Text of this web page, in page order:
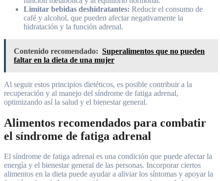
Limitar bebidas deshidratantes: Reducir el consumo de
café y alcohol, que pueden afectar negativamente la
hidratación y la función adrenal.
Contenido recomendado: Superalimentos que no pueden
faltar en la dieta de una mujer
Al seguir estos principios dietéticos, es posible contribuir a la
recuperación y al manejo del síndrome de fatiga adrenal,
optimizando así la salud y el bienestar general.
Alimentos recomendados para combatir
el síndrome de fatiga adrenal
El síndrome de fatiga adrenal es una condición que puede afectar la
energía y el bienestar general de las personas. Incorporar ciertos
alimentos en la dieta puede ayudar a aliviar los síntomas y apoyar la